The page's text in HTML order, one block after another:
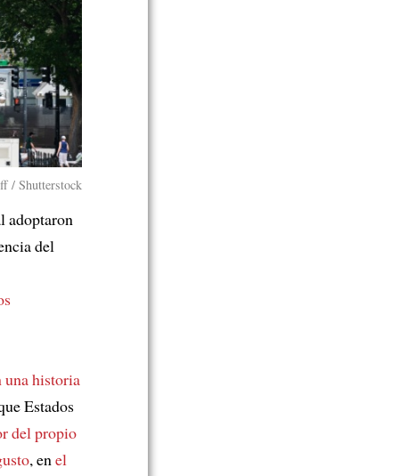
/ Shutterstock
adoptaron
del
una historia
Estados
del propio
, enel